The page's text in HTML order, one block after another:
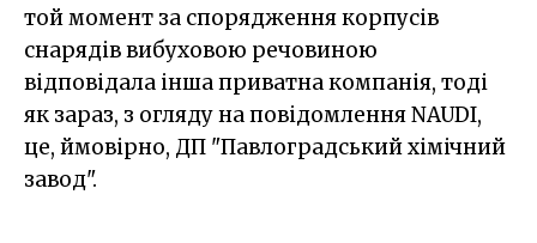
той момент за спорядження корпусів
снарядів вибуховою речовиною
відповідала інша приватна компанія, тоді
як зараз, з огляду на повідомлення NAUDI,
це, ймовірно, ДП "Павлоградський хімічний
завод".